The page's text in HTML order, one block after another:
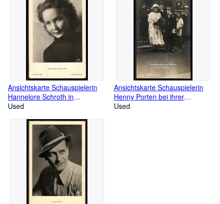
Ansichtskarte Schauspielerin
Hannelore Schroth in
verträumter Pose
Used
Ansichtskarte Schauspielerin
Henny Porten bei ihrer
Vermählung vorm Standesamt
Used